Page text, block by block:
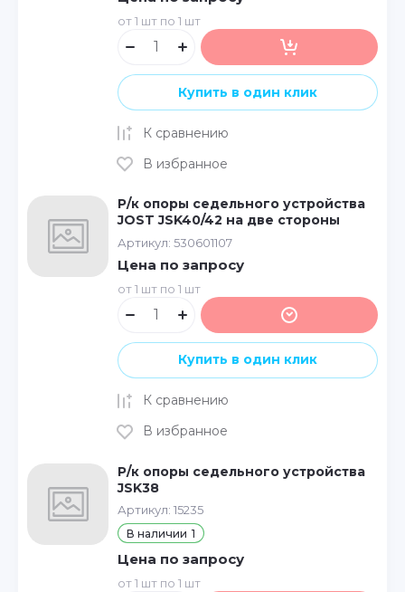
от 1 шт по 1 шт
Купить в один клик
К сравнению
В избранное
Р/к опоры седельного устройства
JOST JSK40/42 на две стороны
Артикул: 530601107
Цена по запросу
от 1 шт по 1 шт
Купить в один клик
К сравнению
В избранное
Р/к опоры седельного устройства
JSK38
Артикул: 15235
В наличии 1
Цена по запросу
от 1 шт по 1 шт